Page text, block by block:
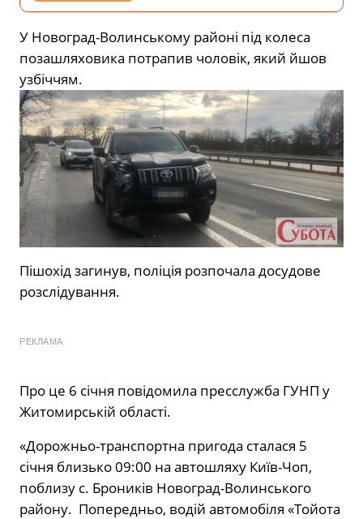
У Новоград-Волинському районі під колеса
позашляховика потрапив чоловік, який йшов
узбіччям.
Пішохід загинув, поліція розпочала досудове
розслідування.
РЕКЛАМА
Про це 6 січня повідомила пресслужба ГУНП у
Житомирській області.
«Дорожньо-транспортна пригода сталася 5
січня близько 09:00 на автошляху Київ-Чоп,
поблизу с. Броників Новоград-Волинського
району. Попередньо, водій автомобіля «Тойота